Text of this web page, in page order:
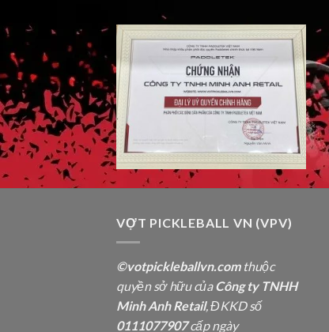
VỢT PICKLEBALL VN (VPV)
©votpickleballvn.comthuộc
quyền sở hữu củaCông ty TNHH
Minh Anh Retail, ĐKKD số
0111077907cấp ngày